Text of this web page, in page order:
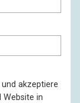
akzeptiere
Website in